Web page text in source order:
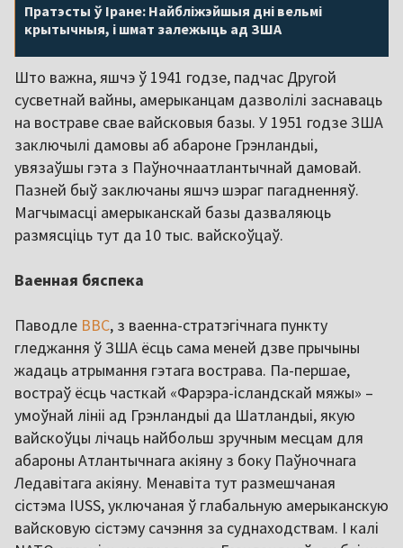
Пратэсты ў Іране: Найбліжэйшыя дні вельмі
крытычныя, і шмат залежыць ад ЗША
Што важна, яшчэ ў 1941 годзе, падчас Другой
сусветнай вайны, амерыканцам дазволілі заснаваць
на востраве свае вайсковыя базы. У 1951 годзе ЗША
заключылі дамовы аб абароне Грэнландыі,
увязаўшы гэта з Паўночнаатлантычнай дамовай.
Пазней быў заключаны яшчэ шэраг пагадненняў.
Магчымасці амерыканскай базы дазваляюць
размясціць тут да 10 тыс. вайскоўцаў.
Ваенная бяспека
Паводле BBC, з ваенна-стратэгічнага пункту
гледжання ў ЗША ёсць сама меней дзве прычыны
жадаць атрымання гэтага вострава. Па-першае,
востраў ёсць часткай «Фарэра-ісландскай мяжы» –
умоўнай лініі ад Грэнландыі да Шатландыі, якую
вайскоўцы лічаць найбольш зручным месцам для
абароны Атлантычнага акіяну з боку Паўночнага
Ледавітага акіяну. Менавіта тут размешчаная
сістэма IUSS, уключаная ў глабальную амерыканскую
вайсковую сістэму сачэння за суднаходствам. І калі